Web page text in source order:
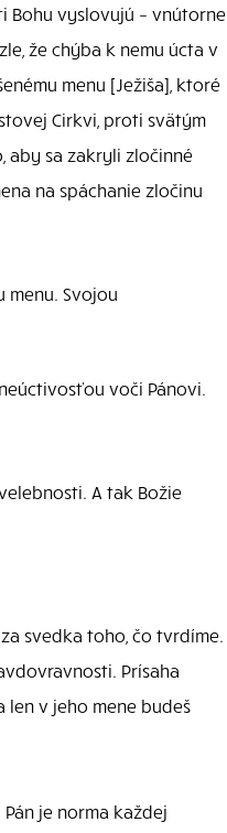
Bohu vyslovujú – vnútorne
že chýba k nemu úcta v
menu [Ježiša], ktoré
Cirkvi, proti svätým
aby sa zakryli zločinné
na spáchanie zločinu
menu. Svojou
voči Pánovi.
A tak Božie
svedka toho, čo tvrdíme.
Prísaha
len v jeho mene budeš
je norma každej